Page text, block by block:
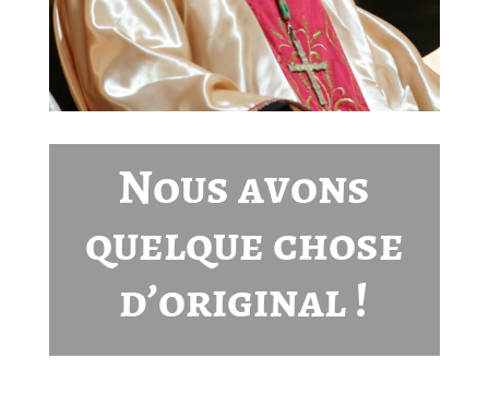
Nous avons
quelque chose
d’original !